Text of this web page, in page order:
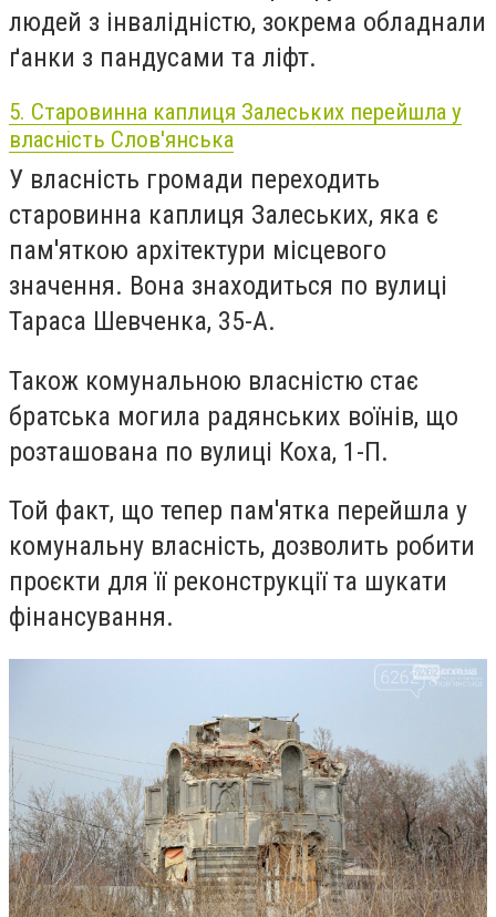
людей з інвалідністю, зокрема обладнали
ґанки з пандусами та ліфт.
5. Старовинна каплиця Залеських перейшла у
власність Слов'янська
У власність громади переходить
старовинна каплиця Залеських, яка є
пам'яткою архітектури місцевого
значення. Вона знаходиться по вулиці
Тараса Шевченка, 35-А.
Також комунальною власністю стає
братська могила радянських воїнів, що
розташована по вулиці Коха, 1-П.
Той факт, що тепер пам'ятка перейшла у
комунальну власність, дозволить робити
проєкти для її реконструкції та шукати
фінансування.